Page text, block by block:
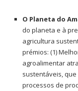
O Planeta do
do planeta e à
agricultura
prémios: (1)
agroalimentar
sustentáveis,
processos de